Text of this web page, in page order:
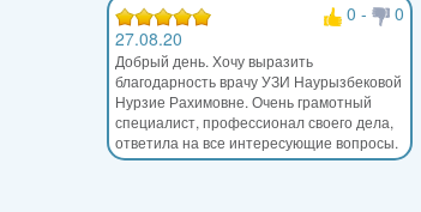
0 -
0
27.08.20
Добрый день. Хочу выразить
благодарность врачу УЗИ Наурызбековой
Нурзие Рахимовне. Очень грамотный
специалист, профессионал своего дела,
ответила на все интересующие вопросы.